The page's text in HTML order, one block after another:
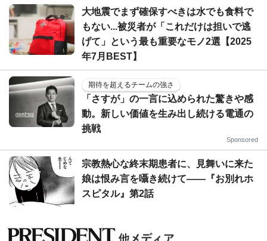
大地震でまず確保すべきは水でも食料で
もない...被災者が「これだけは担いで逃
げて」という最も重要なモノ2選【2025
年7月BEST】
期待を超えるチームの強さ
「さすが」の一言に込められた驚きや感
動。新しい価値を生み出し続ける電通の
挑戦
Sponsored
宗教熱心な終末期患者に、見舞いに来た
娘は恨み言を囁き続けて――『お別れホ
スピタル』第2話